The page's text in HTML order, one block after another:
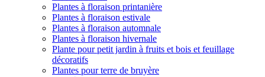
Plantes à floraison printanière
Plantes à floraison estivale
Plantes à floraison automnale
Plantes à floraison hivernale
Plante pour petit jardin à fruits et bois et feuillage
décoratifs
Plantes pour terre de bruyère